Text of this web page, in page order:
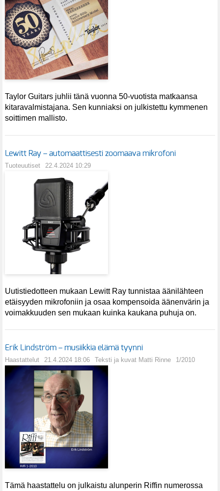
Taylor Guitars juhlii tänä vuonna 50-vuotista matkaansa
kitaravalmistajana. Sen kunniaksi on julkistettu kymmenen
soittimen mallisto.
Lewitt Ray – automaattisesti zoomaava mikrofoni
Tuoteuutiset 22.4.2024 10:29
Uutistiedotteen mukaan Lewitt Ray tunnistaa äänilähteen
etäisyyden mikrofoniin ja osaa kompensoida äänenvärin ja
voimakkuuden sen mukaan kuinka kaukana puhuja on.
Erik Lindström – musiikkia elämä tyynni
Haastattelut 21.4.2024 18:06 Teksti ja kuvat Matti Rinne 1/2010
Tämä haastattelu on julkaistu alunperin Riffin numerossa